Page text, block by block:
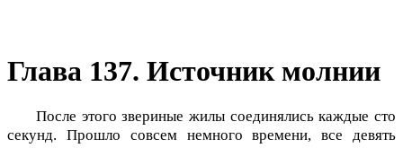
Глава 137. Источник молнии
После этого звериные жилы соединялись каждые сто
секунд. Прошло совсем немного времени, все девять